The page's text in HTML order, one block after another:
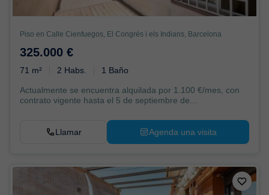
Piso en Calle Cienfuegos, El Congrés i els Indians, Barcelona
325.000 €
71 m² 2 Habs. 1 Baño
Actualmente se encuentra alquilada por 1.100 €/mes, con
contrato vigente hasta el 5 de septiembre de...
Llamar Agenda una visita